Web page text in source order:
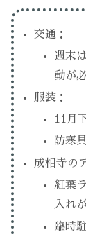
交通：
週末
動が
服装：
11月
防寒
成相寺の
紅葉
入れ
臨時